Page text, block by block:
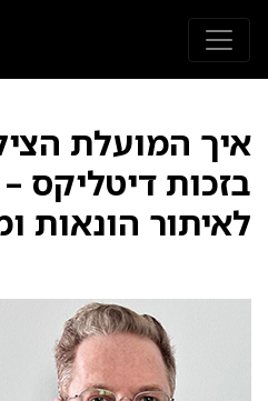
איך המועלת
בזכות דיטליקס
לאיתור הונאות